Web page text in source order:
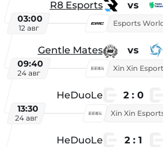
R8 Esports vs
03:00
12 авг
Gentle Mates vs
09:40
24 авг
HeDuoLe 2 : 0
13:30
24 авг
HeDuoLe 2 : 1